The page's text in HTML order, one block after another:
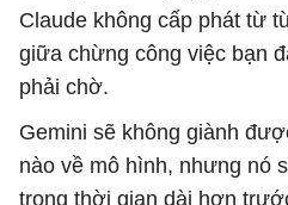
Claude không cấp phát từ
giữa chừng công việc bạn
phải chờ.
Gemini sẽ không giành
nào về mô hình, nhưng nó
trong thời gian dài hơn